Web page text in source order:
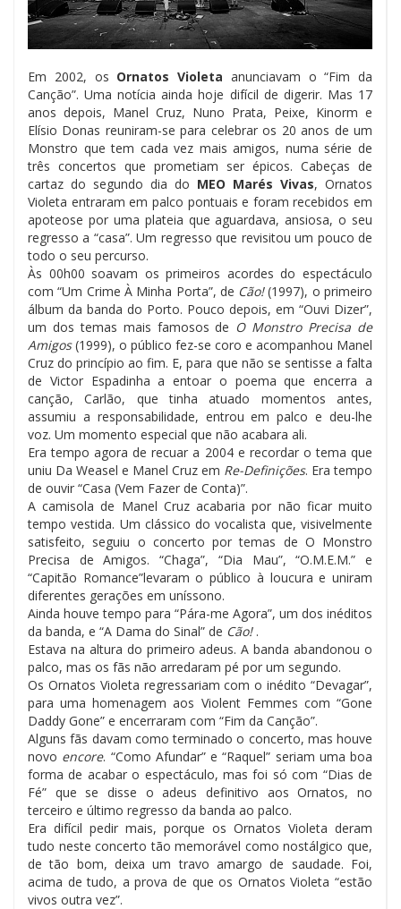
Em 2002, os Ornatos Violeta anunciavam o “Fim da
Canção”. Uma notícia ainda hoje difícil de digerir. Mas 17
anos depois, Manel Cruz, Nuno Prata, Peixe, Kinorm e
Elísio Donas reuniram-se para celebrar os 20 anos de um
Monstro que tem cada vez mais amigos, numa série de
três concertos que prometiam ser épicos. Cabeças de
cartaz do segundo dia do MEO Marés Vivas, Ornatos
Violeta entraram em palco pontuais e foram recebidos em
apoteose por uma plateia que aguardava, ansiosa, o seu
regresso a “casa”. Um regresso que revisitou um pouco de
todo o seu percurso.
Às 00h00 soavam os primeiros acordes do espectáculo
com “Um Crime À Minha Porta”, de Cão!(1997), o primeiro
álbum da banda do Porto. Pouco depois, em “Ouvi Dizer”,
um dos temas mais famosos de O Monstro Precisa de
Amigos(1999), o público fez-se coro e acompanhou Manel
Cruz do princípio ao fim. E, para que não se sentisse a falta
de Victor Espadinha a entoar o poema que encerra a
canção, Carlão, que tinha atuado momentos antes,
assumiu a responsabilidade, entrou em palco e deu-lhe
voz. Um momento especial que não acabara ali.
Era tempo agora de recuar a 2004 e recordar o tema que
uniu Da Weasel e Manel Cruz em Re-Definições. Era tempo
de ouvir “Casa (Vem Fazer de Conta)”.
A camisola de Manel Cruz acabaria por não ficar muito
tempo vestida. Um clássico do vocalista que, visivelmente
satisfeito, seguiu o concerto por temas de O Monstro
Precisa de Amigos. “Chaga”, “Dia Mau”, “O.M.E.M.” e
“Capitão Romance”levaram o público à loucura e uniram
diferentes gerações em uníssono.
Ainda houve tempo para “Pára-me Agora”, um dos inéditos
da banda, e “A Dama do Sinal” de Cão! .
Estava na altura do primeiro adeus. A banda abandonou o
palco, mas os fãs não arredaram pé por um segundo.
Os Ornatos Violeta regressariam com o inédito “Devagar”,
para uma homenagem aos Violent Femmes com “Gone
Daddy Gone” e encerraram com “Fim da Canção”.
Alguns fãs davam como terminado o concerto, mas houve
novo encore. “Como Afundar” e “Raquel” seriam uma boa
forma de acabar o espectáculo, mas foi só com “Dias de
Fé” que se disse o adeus definitivo aos Ornatos, no
terceiro e último regresso da banda ao palco.
Era difícil pedir mais, porque os Ornatos Violeta deram
tudo neste concerto tão memorável como nostálgico que,
de tão bom, deixa um travo amargo de saudade. Foi,
acima de tudo, a prova de que os Ornatos Violeta “estão
vivos outra vez”.